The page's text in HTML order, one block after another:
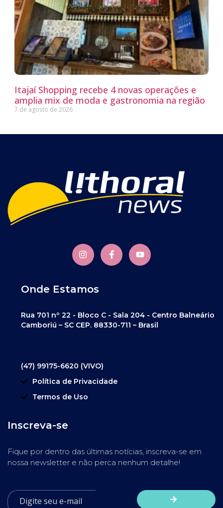
Itajaí Shopping recebe 4 novas operações e
amplia mix de moda e gastronomia na região
7 de agosto de 2026
Onde Estamos
Rua 701 nº 22 - Bloco C - Sala 204 - Centro Balneário
Camboriú – SC CEP. 88330-711 – Brasil
(47) 99175-6620 (VIVO)
Política de Privacidade
Termos de Uso
Inscreva-se
Fique por dentro das últimas notícias, inscreva-se em
nossa newsletter e não perca nenhum detalhe!